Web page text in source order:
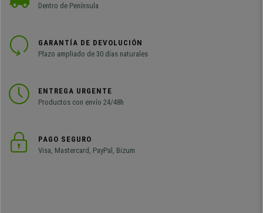
Dentro de Península
GARANTÍA DE DEVOLUCIÓN
Plazo ampliado de 30 días naturales
ENTREGA URGENTE
Productos con envío 24/48h
PAGO SEGURO
Visa, Mastercard, PayPal, Bizum